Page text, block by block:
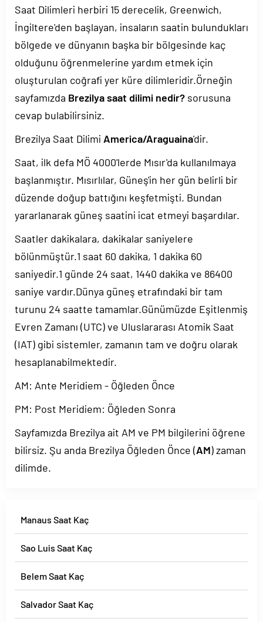
Saat Dilimleri herbiri 15 derecelik, Greenwich,
İngiltere'den başlayan, insaların saatin bulundukları
bölgede ve dünyanın başka bir bölgesinde kaç
olduğunu öğrenmelerine yardım etmek için
oluşturulan coğrafi yer küre dilimleridir.Örneğin
sayfamızda Brezilya saat dilimi nedir? sorusuna
cevap bulabilirsiniz.
Brezilya Saat Dilimi America/Araguaina'dir.
Saat, ilk defa MÖ 4000'lerde Mısır'da kullanılmaya
başlanmıştır. Mısırlılar, Güneş'in her gün belirli bir
düzende doğup battığını keşfetmişti. Bundan
yararlanarak güneş saatini icat etmeyi başardılar.
Saatler dakikalara, dakikalar saniyelere
bölünmüştür.1 saat 60 dakika, 1 dakika 60
saniyedir.1 günde 24 saat, 1440 dakika ve 86400
saniye vardır.Dünya güneş etrafındaki bir tam
turunu 24 saatte tamamlar.Günümüzde Eşitlenmiş
Evren Zamanı (UTC) ve Uluslararası Atomik Saat
(IAT) gibi sistemler, zamanın tam ve doğru olarak
hesaplanabilmektedir.
AM: Ante Meridiem - Öğleden Önce
PM: Post Meridiem: Öğleden Sonra
Sayfamızda Brezilya ait AM ve PM bilgilerini öğrene
bilirsiz. Şu anda Brezilya Öğleden Önce (AM) zaman
dilimde.
Manaus Saat Kaç
Sao Luis Saat Kaç
Belem Saat Kaç
Salvador Saat Kaç